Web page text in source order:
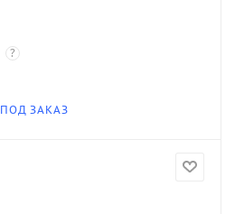
?
ПОД ЗАКАЗ